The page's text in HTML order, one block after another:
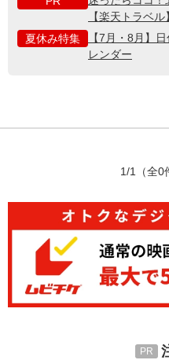
【楽天トラベル】
夏休み特集
【7月・8月】
レンダー
1/1 （全